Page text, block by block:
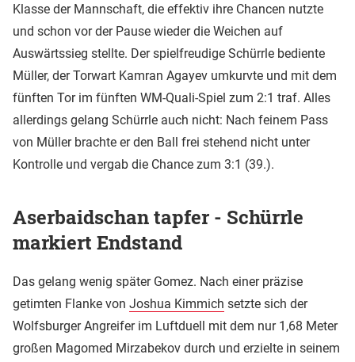
Klasse der Mannschaft, die effektiv ihre Chancen nutzte
und schon vor der Pause wieder die Weichen auf
Auswärtssieg stellte. Der spielfreudige Schürrle bediente
Müller, der Torwart Kamran Agayev umkurvte und mit dem
fünften Tor im fünften WM-Quali-Spiel zum 2:1 traf. Alles
allerdings gelang Schürrle auch nicht: Nach feinem Pass
von Müller brachte er den Ball frei stehend nicht unter
Kontrolle und vergab die Chance zum 3:1 (39.).
Aserbaidschan tapfer - Schürrle
markiert Endstand
Das gelang wenig später Gomez. Nach einer präzise
getimten Flanke von Joshua Kimmich setzte sich der
Wolfsburger Angreifer im Luftduell mit dem nur 1,68 Meter
großen Magomed Mirzabekov durch und erzielte in seinem